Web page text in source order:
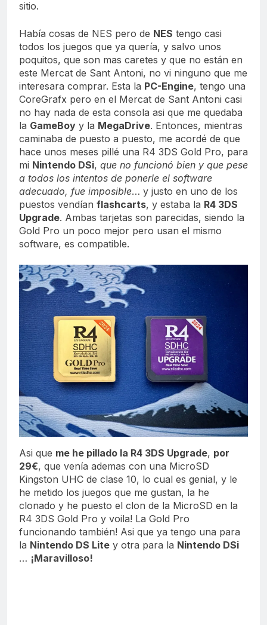
sitio.
Había cosas de NES pero de NES tengo casi
todos los juegos que ya quería, y salvo unos
poquitos, que son mas caretes y que no están en
este Mercat de Sant Antoni, no vi ninguno que me
interesara comprar. Esta la PC-Engine, tengo una
CoreGrafx pero en el Mercat de Sant Antoni casi
no hay nada de esta consola asi que me quedaba
la GameBoy y la MegaDrive. Entonces, mientras
caminaba de puesto a puesto, me acordé de que
hace unos meses pillé una R4 3DS Gold Pro, para
mi Nintendo DSi, que no funcionó bien y que pese
a todos los intentos de ponerle el software
adecuado, fue imposible… y justo en uno de los
puestos vendían flashcarts, y estaba la R4 3DS
Upgrade. Ambas tarjetas son parecidas, siendo la
Gold Pro un poco mejor pero usan el mismo
software, es compatible.
Asi que me he pillado la R4 3DS Upgrade, por
29€, que venía ademas con una MicroSD
Kingston UHC de clase 10, lo cual es genial, y le
he metido los juegos que me gustan, la he
clonado y he puesto el clon de la MicroSD en la
R4 3DS Gold Pro y voila! La Gold Pro
funcionando también! Asi que ya tengo una para
la Nintendo DS Lite y otra para la Nintendo DSi
… ¡Maravilloso!